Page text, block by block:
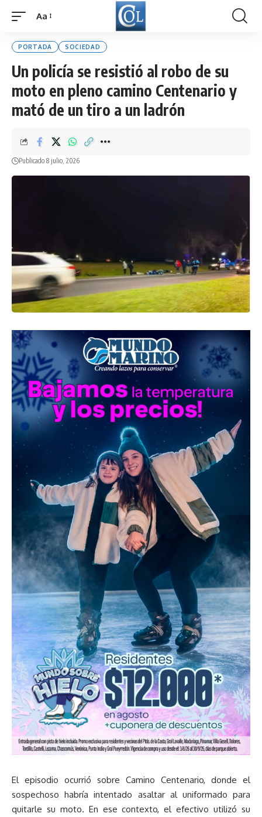
Font
Aa
PORTADA SOCIEDAD
Un policía se resistió al robo de su
moto en pleno camino Centenario y
mató de un tiro a un ladrón
Publicado 8 julio, 2026
El episodio ocurrió sobre Camino Centenario, donde el
sospechoso habría intentado asaltar al uniformado para
quitarle su moto. En ese contexto, el efectivo utilizó su